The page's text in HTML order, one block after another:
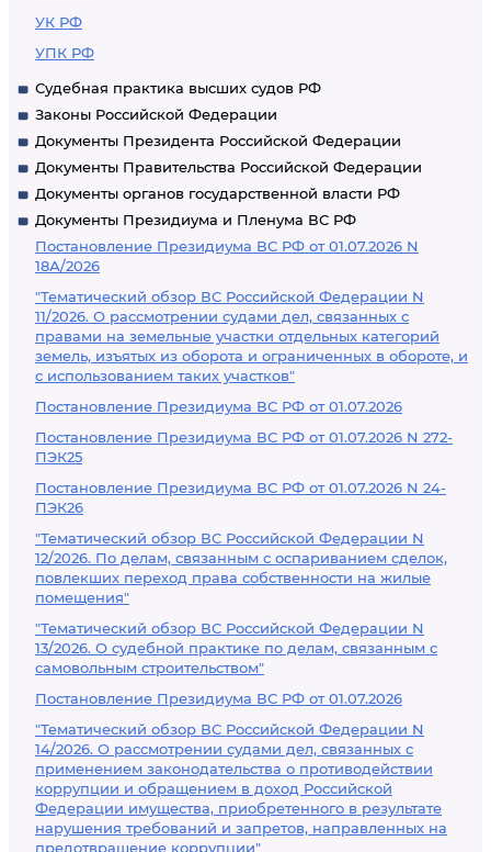
УК РФ
УПК РФ
Судебная практика высших судов РФ
Законы Российской Федерации
Документы Президента Российской Федерации
Документы Правительства Российской Федерации
Документы органов государственной власти РФ
Документы Президиума и Пленума ВС РФ
Постановление Президиума ВС РФ от 01.07.2026 N
18А/2026
"Тематический обзор ВС Российской Федерации N
11/2026. О рассмотрении судами дел, связанных с
правами на земельные участки отдельных категорий
земель, изъятых из оборота и ограниченных в обороте, и
с использованием таких участков"
Постановление Президиума ВС РФ от 01.07.2026
Постановление Президиума ВС РФ от 01.07.2026 N 272-
ПЭК25
Постановление Президиума ВС РФ от 01.07.2026 N 24-
ПЭК26
"Тематический обзор ВС Российской Федерации N
12/2026. По делам, связанным с оспариванием сделок,
повлекших переход права собственности на жилые
помещения"
"Тематический обзор ВС Российской Федерации N
13/2026. О судебной практике по делам, связанным с
самовольным строительством"
Постановление Президиума ВС РФ от 01.07.2026
"Тематический обзор ВС Российской Федерации N
14/2026. О рассмотрении судами дел, связанных с
применением законодательства о противодействии
коррупции и обращением в доход Российской
Федерации имущества, приобретенного в результате
нарушения требований и запретов, направленных на
предотвращение коррупции"